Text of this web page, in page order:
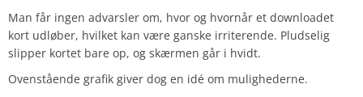
Man får ingen advarsler om, hvor og hvornår et downloadet
kort udløber, hvilket kan være ganske irriterende. Pludselig
slipper kortet bare op, og skærmen går i hvidt.
Ovenstående grafik giver dog en idé om mulighederne.